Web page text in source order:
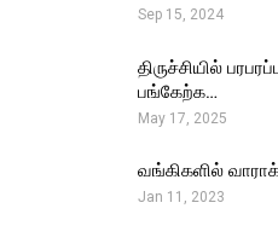
Sep 15, 2024
திருச்சியில்
பங்கேற்க…
May 17, 2025
வங்கிகளில்
Jan 11, 2023